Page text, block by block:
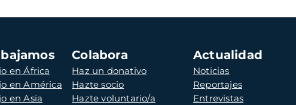
en África
en América
en Asia
Colabora
Haz un donativo
Hazte socio
Hazte voluntario/a
Actualidad
Noticias
Reportajes
Entrevistas